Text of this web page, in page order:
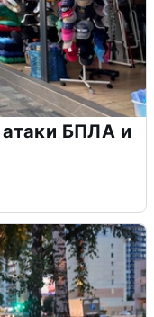
атаки БПЛА и